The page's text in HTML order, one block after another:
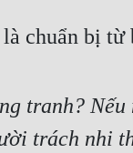
chuẩn bị
tranh?
trách nhi